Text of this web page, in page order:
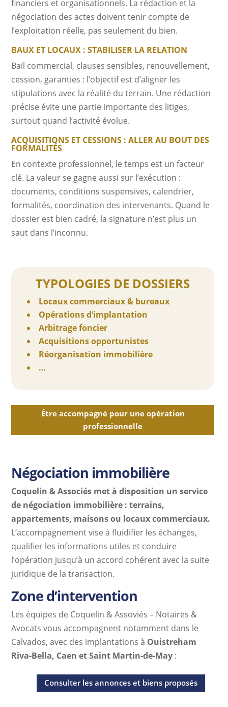
financiers et organisationnels. La rédaction et la
négociation des actes doivent tenir compte de
l’exploitation réelle, pas seulement du bien.
BAUX ET LOCAUX : STABILISER LA RELATION
Bail commercial, clauses sensibles, renouvellement,
cession, garanties : l’objectif est d’aligner les
stipulations avec la réalité du terrain. Une rédaction
précise évite une partie importante des litiges,
surtout quand l’activité évolue.
ACQUISITIONS ET CESSIONS : ALLER AU BOUT DES
FORMALITÉS
En contexte professionnel, le temps est un facteur
clé. La valeur se gagne aussi sur l’exécution :
documents, conditions suspensives, calendrier,
formalités, coordination des intervenants. Quand le
dossier est bien cadré, la signature n’est plus un
saut dans l’inconnu.
TYPOLOGIES DE DOSSIERS
Locaux commerciaux & bureaux
Opérations d’implantation
Arbitrage foncier
Acquisitions opportunistes
Réorganisation immobilière
…
Être accompagné pour une opération
professionnelle
Négociation immobilière
Coquelin & Associés met à disposition un service
de négociation immobilière : terrains,
appartements, maisons ou locaux commerciaux.
L’accompagnement vise à fluidifier les échanges,
qualifier les informations utiles et conduire
l’opération jusqu’à un accord cohérent avec la suite
juridique de la transaction.
Zone d’intervention
Les équipes de Coquelin & Assoviés – Notaires &
Avocats vous accompagnent notamment dans le
Calvados, avec des implantations à Ouistreham
Riva-Bella, Caen et Saint Martin-de-May :
Consulter les annonces et biens proposés